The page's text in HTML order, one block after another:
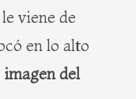
viene de
en lo alto
imagen del